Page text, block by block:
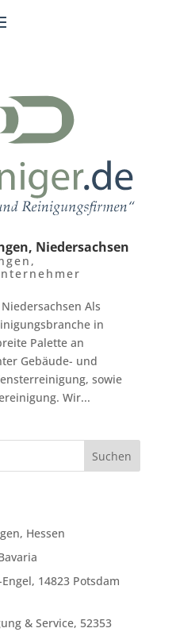
Niedersachsen
,
Als
in
Palette an
Gebäude- und
sowie
Wir...
Suchen
Hessen
14823 Potsdam
& Service, 52353